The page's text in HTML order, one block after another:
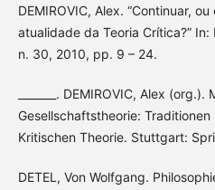
DEMIROVIC, Alex. “Continuar,
atualidade da Teoria Crítica?”
n. 30, 2010, pp. 9 – 24.
_______. DEMIROVIC, Alex
Gesellschaftstheorie:
Kritischen Theorie. Stuttgart:
DETEL, Von Wolfgang.